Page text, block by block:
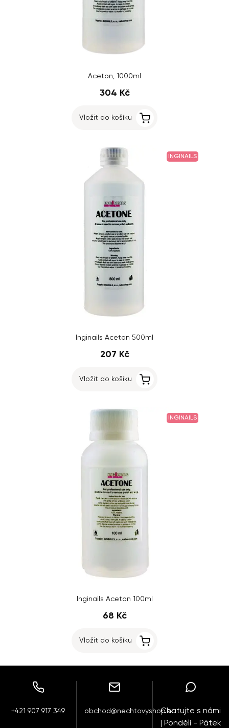
Aceton, 1000ml
304 Kč
Vložit do košíku
INGINAILS
Inginails Aceton 500ml
207 Kč
Vložit do košíku
INGINAILS
Inginails Aceton 100ml
68 Kč
Vložit do košíku
+421 907 917 349 obchod@nechtovyshop.skChatujte s námi
| Pondělí - Pátek